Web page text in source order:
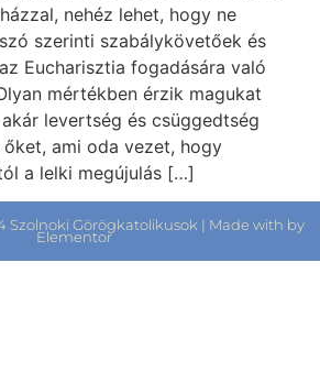
nehéz lehet, hogy ne
szerinti szabálykövetőek és
Eucharisztia fogadására való
mértékben érzik magukat
levertség és csüggedtség
ami oda vezet, hogy
a lelki megújulás […]
Szolnoki Görögkatolikusok | Made with by
Elementor